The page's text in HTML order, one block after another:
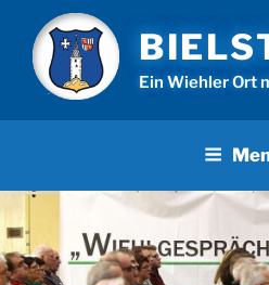
Inhalt
springen
Ein Wiehler Ort